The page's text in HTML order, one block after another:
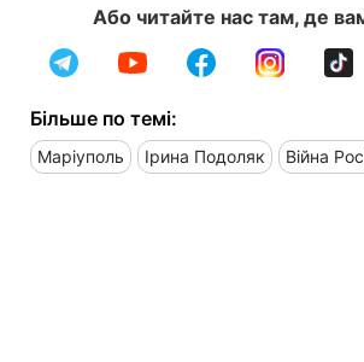
Або читайте нас там, де
Більше по темі:
Маріуполь Ірина Подоляк Війна